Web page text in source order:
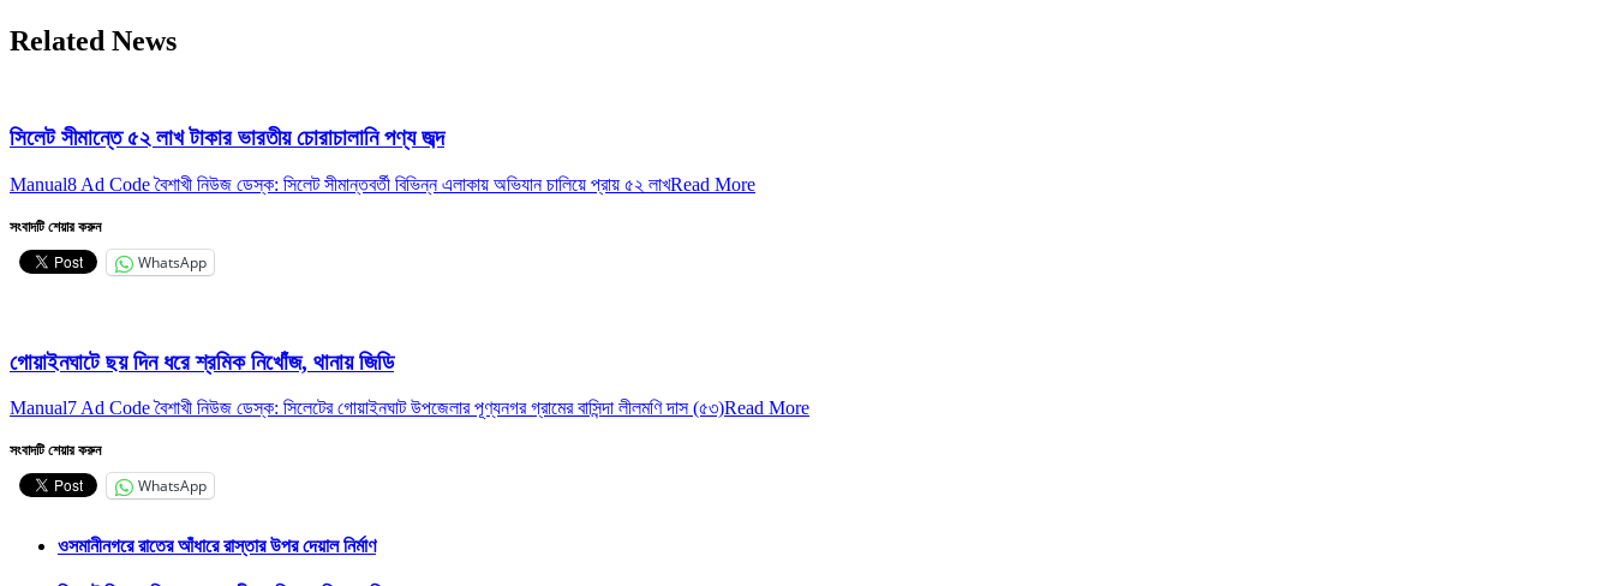
Related News
সিলেট সীমান্তে ৫২ লাখ টাকার ভারতীয় চোরাচালানি পণ্য জব্দ
Manual8 Ad Code বৈশাখী নিউজ ডেস্ক: সিলেট সীমান্তবর্তী বিভিন্ন এলাকায় অভিযান চালিয়ে প্রায় ৫২ লাখRead More
সংবাদটি শেয়ার করুন
WhatsApp
গোয়াইনঘাটে ছয় দিন ধরে শ্রমিক নিখোঁজ, থানায় জিডি
Manual7 Ad Code বৈশাখী নিউজ ডেস্ক: সিলেটের গোয়াইনঘাট উপজেলার পূণ্যনগর গ্রামের বাসিন্দা লীলমণি দাস (৫৩)Read More
সংবাদটি শেয়ার করুন
WhatsApp
ওসমানীনগরে রাতের আঁধারে রাস্তার উপর দেয়াল নির্মাণ